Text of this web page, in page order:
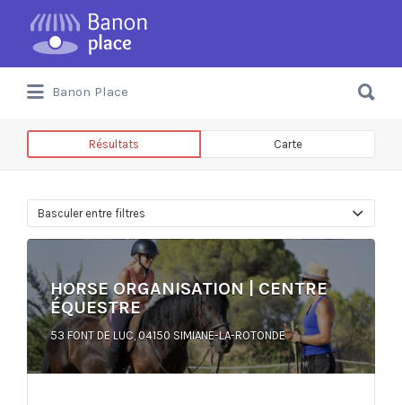
Banon Place
Résultats Carte
Basculer entre filtres
HORSE ORGANISATION | CENTRE
ÉQUESTRE
53 FONT DE LUC, 04150 SIMIANE-LA-ROTONDE